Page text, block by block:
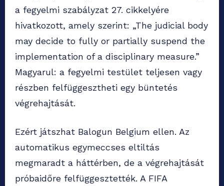
a fegyelmi szabályzat 27. cikkelyére
hivatkozott, amely szerint: „The judicial body
may decide to fully or partially suspend the
implementation of a disciplinary measure.”
Magyarul: a fegyelmi testület teljesen vagy
részben felfüggesztheti egy büntetés
végrehajtását.
Ezért játszhat Balogun Belgium ellen. Az
automatikus egymeccses eltiltás
megmaradt a háttérben, de a végrehajtását
próbaidőre felfüggesztették. A FIFA